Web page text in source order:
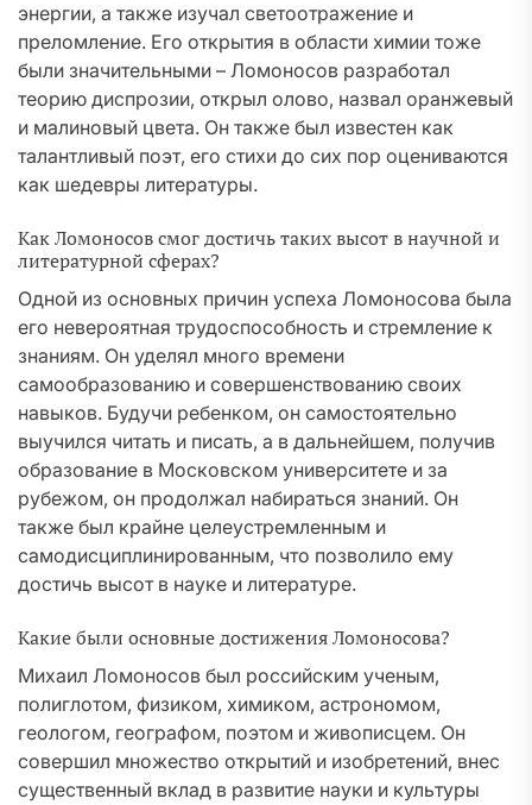
энергии, а также изучал светоотражение и
преломление. Его открытия в области химии тоже
были значительными – Ломоносов разработал
теорию диспрозии, открыл олово, назвал оранжевый
и малиновый цвета. Он также был известен как
талантливый поэт, его стихи до сих пор оцениваются
как шедевры литературы.
Как Ломоносов смог достичь таких высот в научной и
литературной сферах?
Одной из основных причин успеха Ломоносова была
его невероятная трудоспособность и стремление к
знаниям. Он уделял много времени
самообразованию и совершенствованию своих
навыков. Будучи ребенком, он самостоятельно
выучился читать и писать, а в дальнейшем, получив
образование в Московском университете и за
рубежом, он продолжал набираться знаний. Он
также был крайне целеустремленным и
самодисциплинированным, что позволило ему
достичь высот в науке и литературе.
Какие были основные достижения Ломоносова?
Михаил Ломоносов был российским ученым,
полиглотом, физиком, химиком, астрономом,
геологом, географом, поэтом и живописцем. Он
совершил множество открытий и изобретений, внес
существенный вклад в развитие науки и культуры